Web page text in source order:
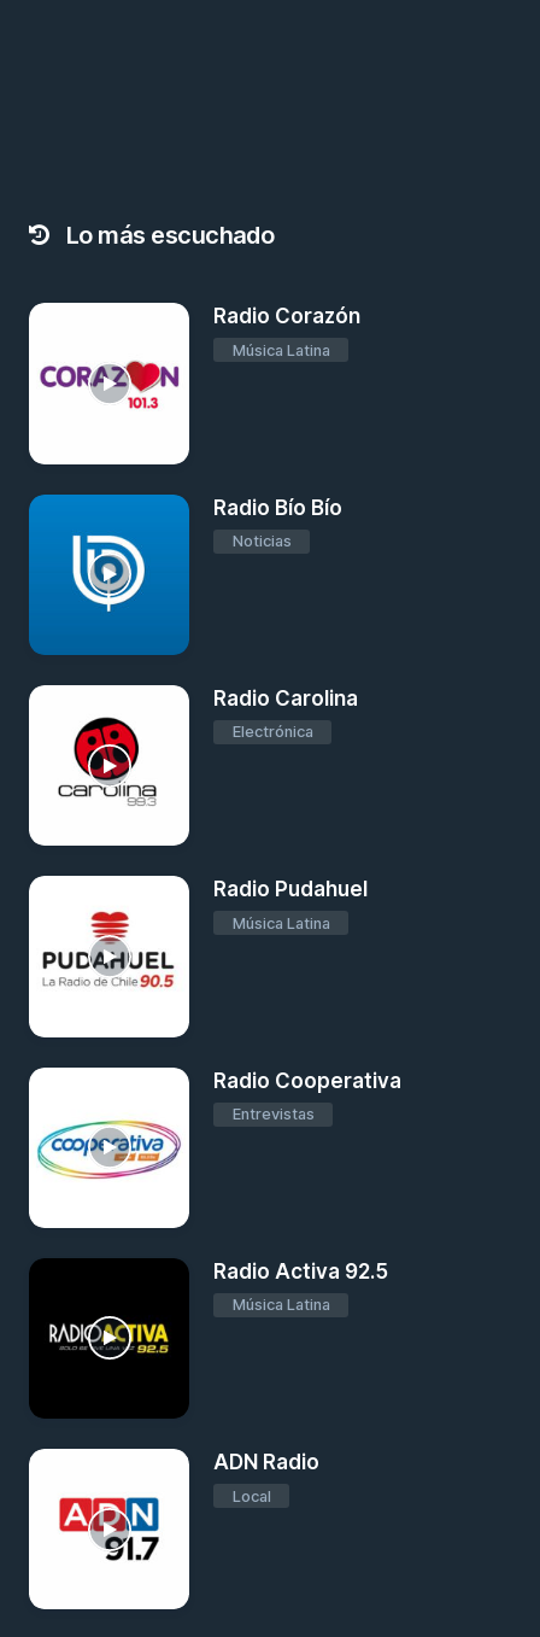
Lo más escuchado
Radio Corazón
Música Latina
Radio Bío Bío
Noticias
Radio Carolina
Electrónica
Radio Pudahuel
Música Latina
Radio Cooperativa
Entrevistas
Radio Activa 92.5
Música Latina
ADN Radio
Local